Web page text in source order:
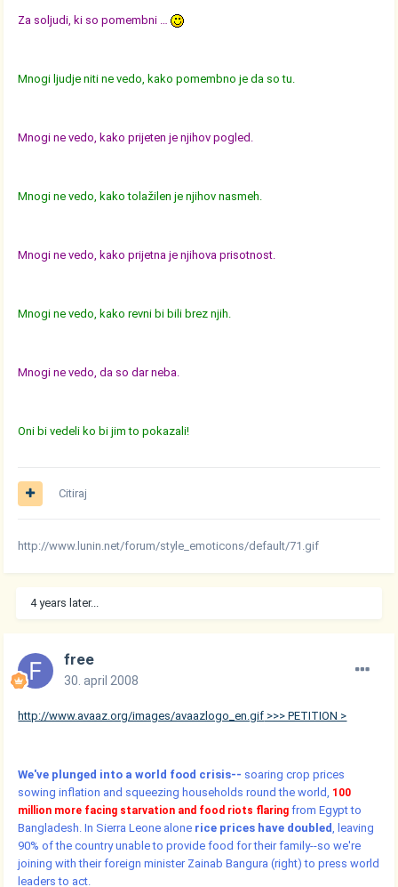
Za soljudi, ki so pomembni …
Mnogi ljudje niti ne vedo, kako pomembno je da so tu.
Mnogi ne vedo, kako prijeten je njihov pogled.
Mnogi ne vedo, kako tolažilen je njihov nasmeh.
Mnogi ne vedo, kako prijetna je njihova prisotnost.
Mnogi ne vedo, kako revni bi bili brez njih.
Mnogi ne vedo, da so dar neba.
Oni bi vedeli ko bi jim to pokazali!
Citiraj
http://www.lunin.net/forum/style_emoticons/default/71.gif
4 years later...
free
30. april 2008
http://www.avaaz.org/images/avaazlogo_en.gif >>> PETITION >
We've plunged into a world food crisis-- soaring crop prices
sowing inflation and squeezing households round the world, 100
million more facing starvation and food riots flaring from Egypt to
Bangladesh. In Sierra Leone alone rice prices have doubled, leaving
90% of the country unable to provide food for their family--so we're
joining with their foreign minister Zainab Bangura (right) to press world
leaders to act.